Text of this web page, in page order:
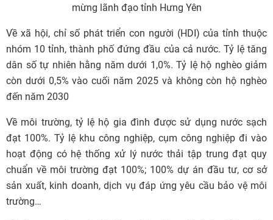
mừng lãnh đạo tỉnh Hưng Yên
Về xã hội, chỉ số phát triển con người (HDI) của tỉnh thuộc
nhóm 10 tỉnh, thành phố đứng đầu của cả nước. Tỷ lệ tăng
dân số tự nhiên hằng năm dưới 1,0%. Tỷ lệ hộ nghèo giảm
còn dưới 0,5% vào cuối năm 2025 và không còn hộ nghèo
đến năm 2030
Về môi trường, tỷ lệ hộ gia đình được sử dụng nước sạch
đạt 100%. Tỷ lệ khu công nghiệp, cụm công nghiệp đi vào
hoạt động có hệ thống xử lý nước thải tập trung đạt quy
chuẩn về môi trường đạt 100%; 100% dự án đầu tư, cơ sở
sản xuất, kinh doanh, dịch vụ đáp ứng yêu cầu bảo vệ môi
trường…